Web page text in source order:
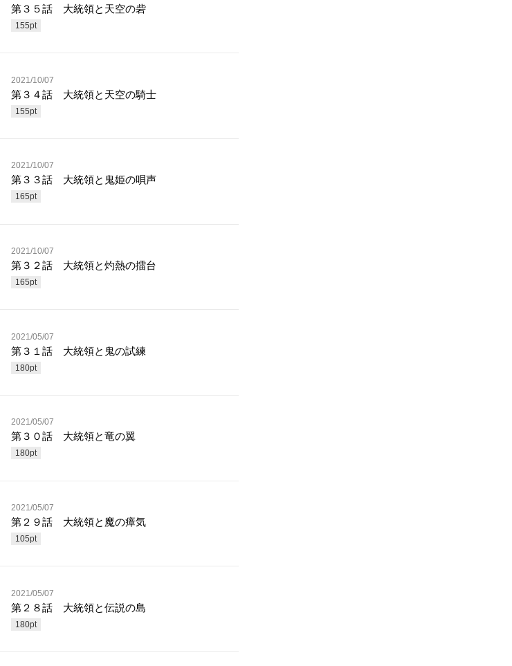
第３５話 大統領と天空の砦
155pt
2021/10/07
第３４話 大統領と天空の騎士
155pt
2021/10/07
第３３話 大統領と鬼姫の唄声
165pt
2021/10/07
第３２話 大統領と灼熱の擂台
165pt
2021/05/07
第３１話 大統領と鬼の試練
180pt
2021/05/07
第３０話 大統領と竜の翼
180pt
2021/05/07
第２９話 大統領と魔の瘴気
105pt
2021/05/07
第２８話 大統領と伝説の島
180pt